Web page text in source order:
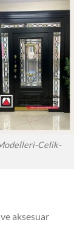
Celik-
aksesuar